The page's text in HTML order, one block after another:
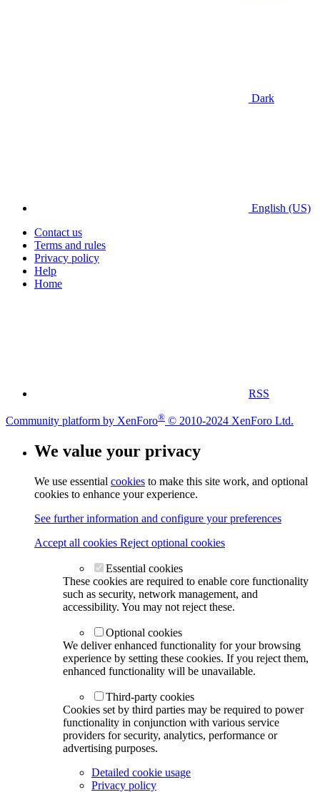
Dark
English (US)
Contact us
Terms and rules
Privacy policy
Help
Home
RSS
Community platform by XenForo® © 2010-2024 XenForo Ltd.
We value your privacy
We use essential cookies to make this site work, and optional
cookies to enhance your experience.
See further information and configure your preferences
Accept all cookies Reject optional cookies
Essential cookies
These cookies are required to enable core functionality
such as security, network management, and
accessibility. You may not reject these.
Optional cookies
We deliver enhanced functionality for your browsing
experience by setting these cookies. If you reject them,
enhanced functionality will be unavailable.
Third-party cookies
Cookies set by third parties may be required to power
functionality in conjunction with various service
providers for security, analytics, performance or
advertising purposes.
Detailed cookie usage
Privacy policy